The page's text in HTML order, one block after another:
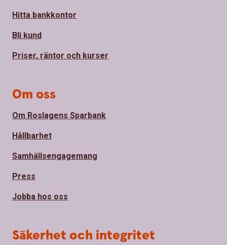
Hitta bankkontor
Bli kund
Priser, räntor och kurser
Om oss
Om Roslagens Sparbank
Hållbarhet
Samhällsengagemang
Press
Jobba hos oss
Säkerhet och integritet